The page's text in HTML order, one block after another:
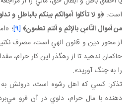
است:﴿و لا تأكلوا أموالكم بينكم بالباطلِ و
من أموال النّاسِ بالإثمِ و أنتم تعلمون﴾ [9]؛
از محور دين و قانون الهي است، مصرف
حاكمان ندهيد تا از رهگذر اين كار حرام،
را به چنگ آوريد».
تذكر: كسي كه اهل رشوه است، درونش
دهنده با مال حرام، دلوي در آن فرو